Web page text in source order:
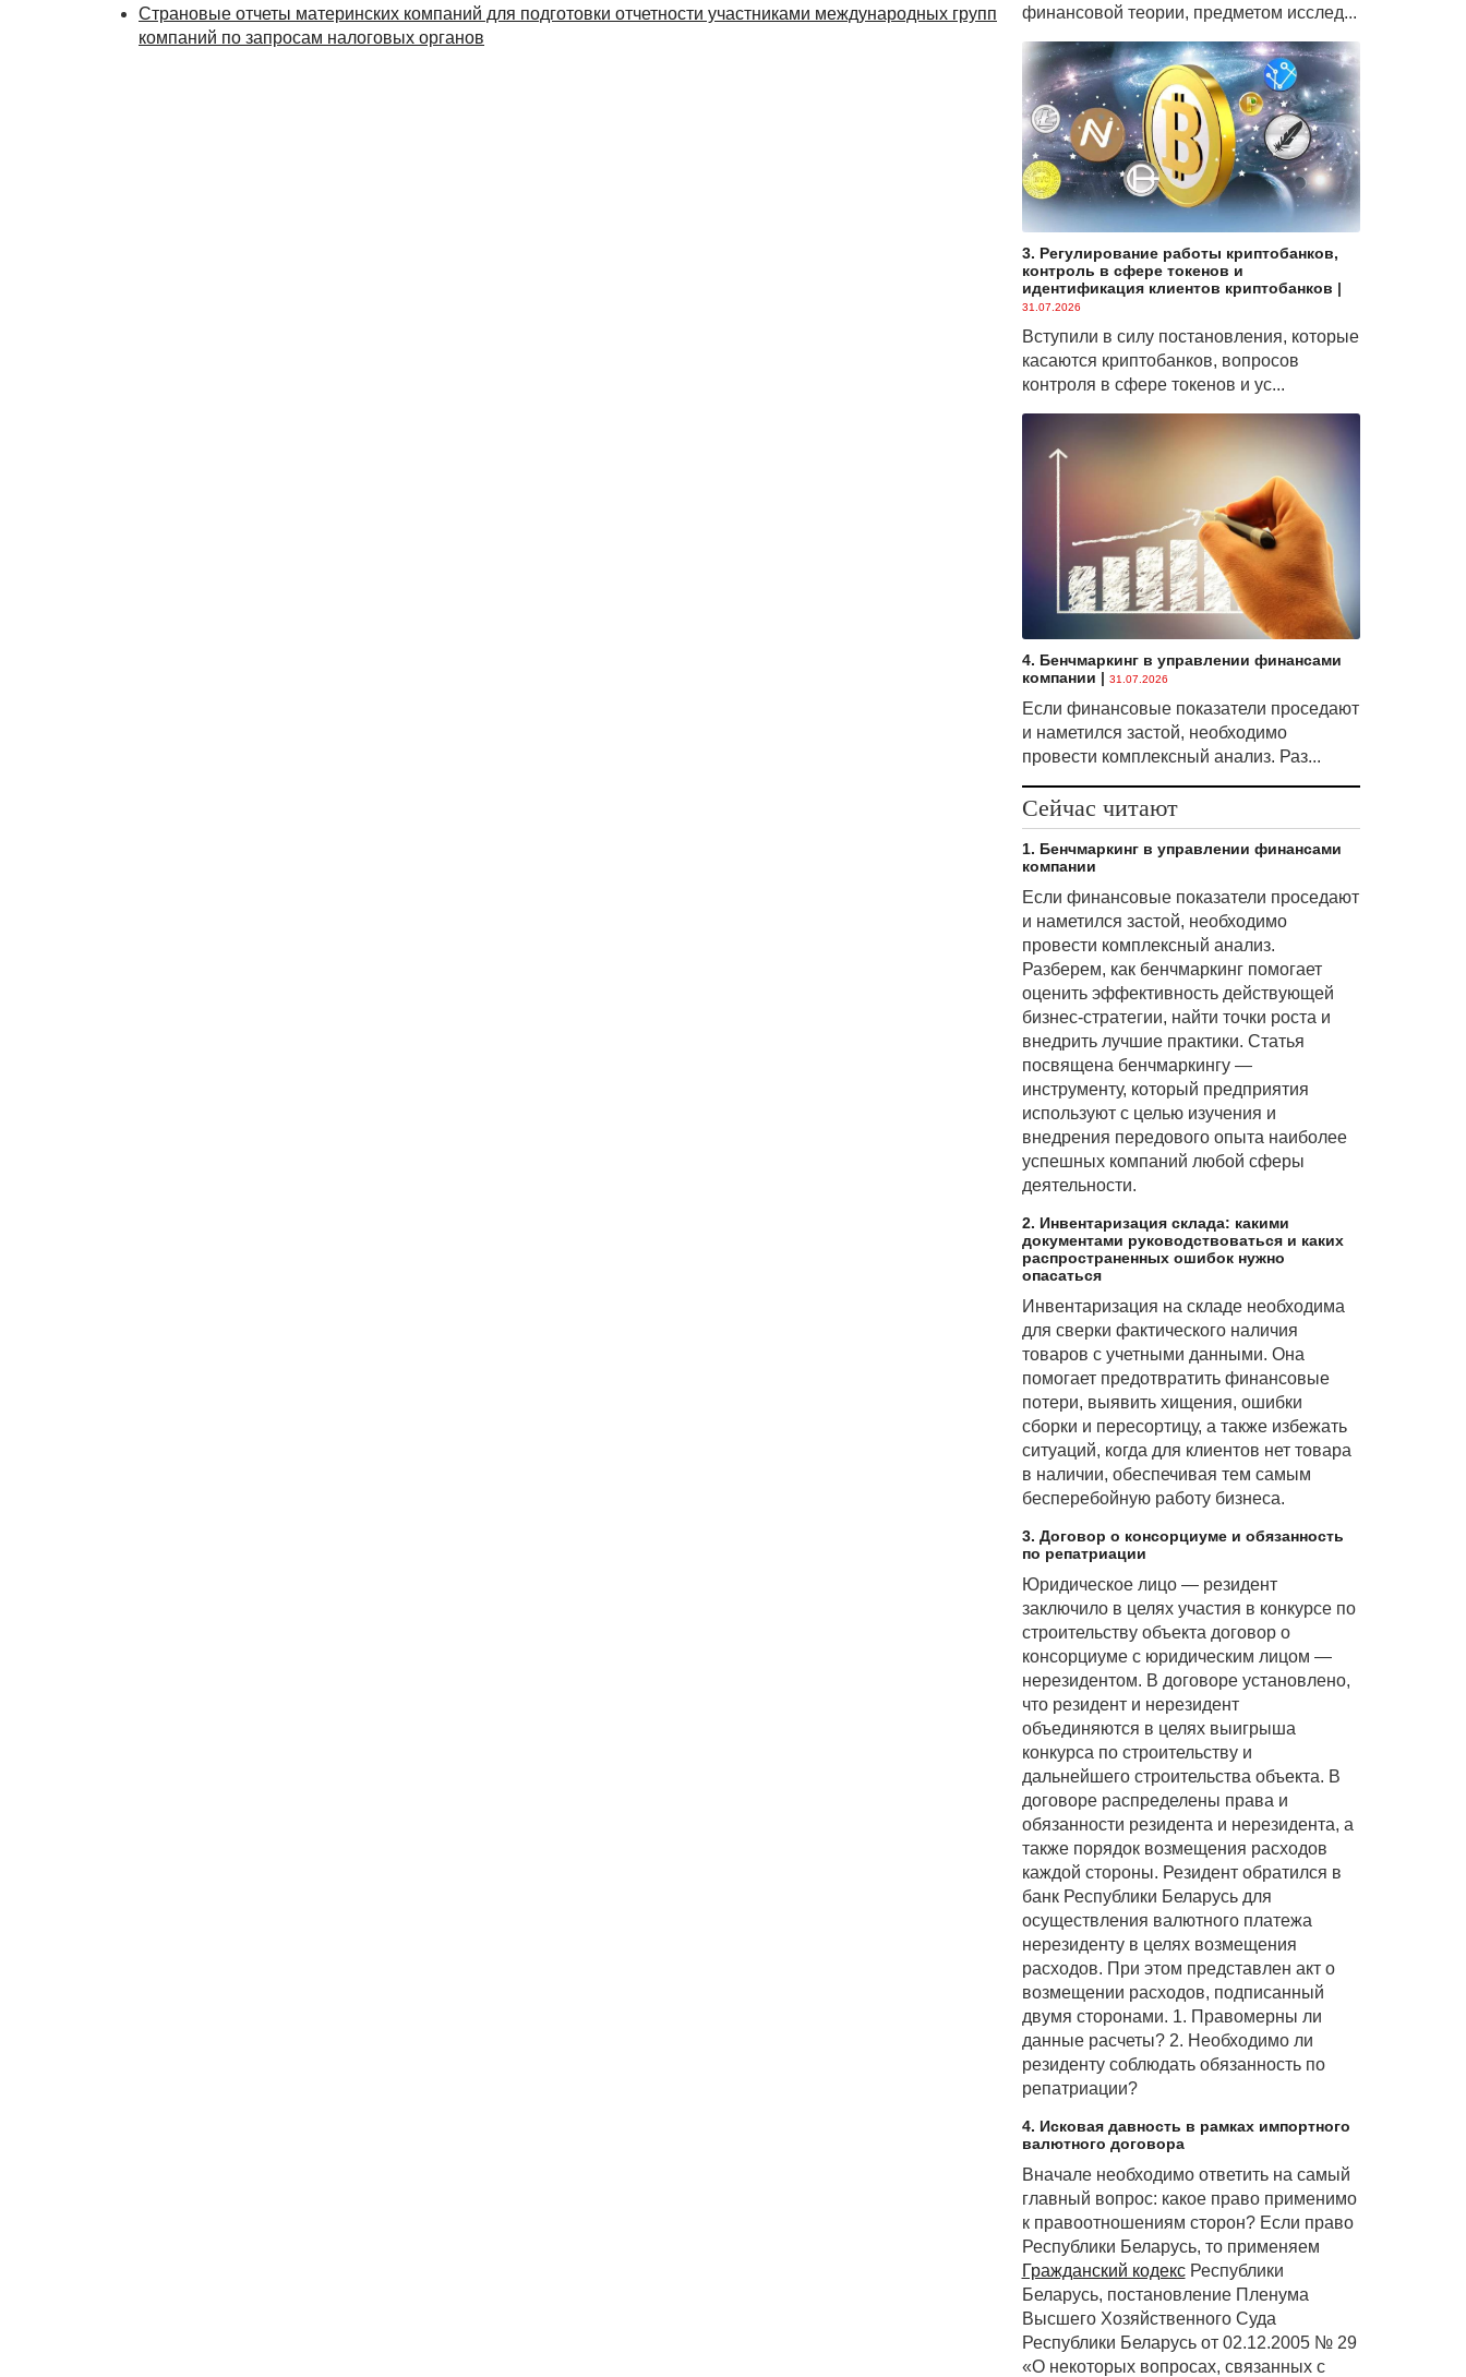
Страновые отчеты материнских компаний для подготовки отчетности участниками международных групп
компаний по запросам налоговых органов
финансовой теории, предметом исслед...
3. Регулирование работы криптобанков,
контроль в сфере токенов и
идентификация клиентов криптобанков |
31.07.2026
Вступили в силу постановления, которые
касаются криптобанков, вопросов
контроля в сфере токенов и ус...
4. Бенчмаркинг в управлении финансами
компании | 31.07.2026
Если финансовые показатели проседают
и наметился застой, необходимо
провести комплексный анализ. Раз...
Сейчас читают
1. Бенчмаркинг в управлении финансами
компании
Если финансовые показатели проседают
и наметился застой, необходимо
провести комплексный анализ.
Разберем, как бенчмаркинг помогает
оценить эффективность действующей
бизнес-стратегии, найти точки роста и
внедрить лучшие практики. Статья
посвящена бенчмаркингу —
инструменту, который предприятия
используют с целью изучения и
внедрения передового опыта наиболее
успешных компаний любой сферы
деятельности.
2. Инвентаризация склада: какими
документами руководствоваться и каких
распространенных ошибок нужно
опасаться
Инвентаризация на складе необходима
для сверки фактического наличия
товаров с учетными данными. Она
помогает предотвратить финансовые
потери, выявить хищения, ошибки
сборки и пересортицу, а также избежать
ситуаций, когда для клиентов нет товара
в наличии, обеспечивая тем самым
бесперебойную работу бизнеса.
3. Договор о консорциуме и обязанность
по репатриации
Юридическое лицо — резидент
заключило в целях участия в конкурсе по
строительству объекта договор о
консорциуме с юридическим лицом —
нерезидентом. В договоре установлено,
что резидент и нерезидент
объединяются в целях выигрыша
конкурса по строительству и
дальнейшего строительства объекта. В
договоре распределены права и
обязанности резидента и нерезидента, а
также порядок возмещения расходов
каждой стороны. Резидент обратился в
банк Республики Беларусь для
осуществления валютного платежа
нерезиденту в целях возмещения
расходов. При этом представлен акт о
возмещении расходов, подписанный
двумя сторонами. 1. Правомерны ли
данные расчеты? 2. Необходимо ли
резиденту соблюдать обязанность по
репатриации?
4. Исковая давность в рамках импортного
валютного договора
Вначале необходимо ответить на самый
главный вопрос: какое право применимо
к правоотношениям сторон? Если право
Республики Беларусь, то применяем
Гражданский кодексРеспублики
Беларусь, постановление Пленума
Высшего Хозяйственного Суда
Республики Беларусь от 02.12.2005 № 29
«О некоторых вопросах, связанных с